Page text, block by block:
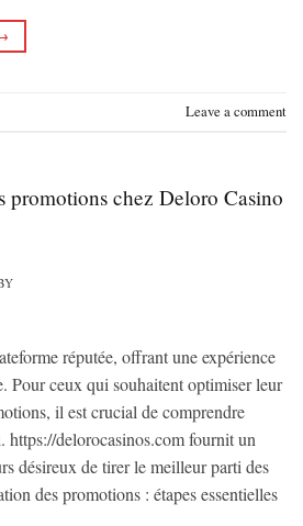
Leave a comment
promotions chez Deloro Casino
réputée, offrant une expérience
Pour ceux qui souhaitent optimiser leur
il est crucial de comprendre
https://delorocasinos.com fournit un
désireux de tirer le meilleur parti des
des promotions : étapes essentielles